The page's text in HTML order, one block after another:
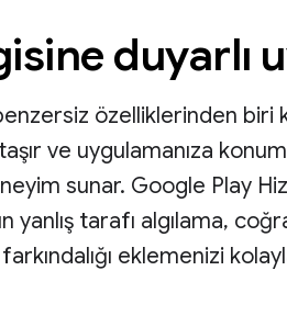
duyarlı
özelliklerinden biri
ve uygulamanıza
sunar. Google Play
yanlış tarafı algılama,
eklemenizi